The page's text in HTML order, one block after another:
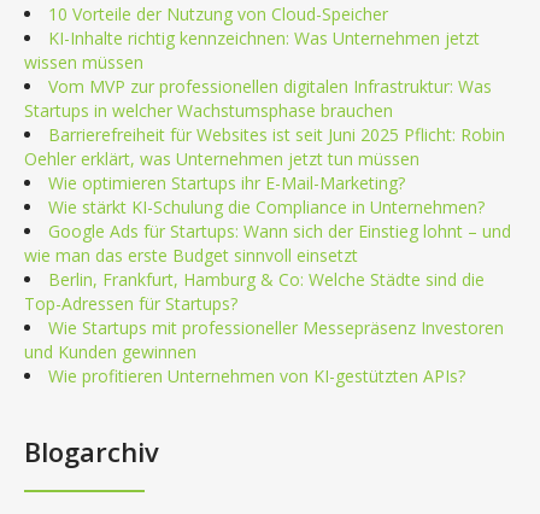
10 Vorteile der Nutzung von Cloud-Speicher
KI-Inhalte richtig kennzeichnen: Was Unternehmen jetzt
wissen müssen
Vom MVP zur professionellen digitalen Infrastruktur: Was
Startups in welcher Wachstumsphase brauchen
Barrierefreiheit für Websites ist seit Juni 2025 Pflicht: Robin
Oehler erklärt, was Unternehmen jetzt tun müssen
Wie optimieren Startups ihr E-Mail-Marketing?
Wie stärkt KI-Schulung die Compliance in Unternehmen?
Google Ads für Startups: Wann sich der Einstieg lohnt – und
wie man das erste Budget sinnvoll einsetzt
Berlin, Frankfurt, Hamburg & Co: Welche Städte sind die
Top-Adressen für Startups?
Wie Startups mit professioneller Messepräsenz Investoren
und Kunden gewinnen
Wie profitieren Unternehmen von KI-gestützten APIs?
Blogarchiv